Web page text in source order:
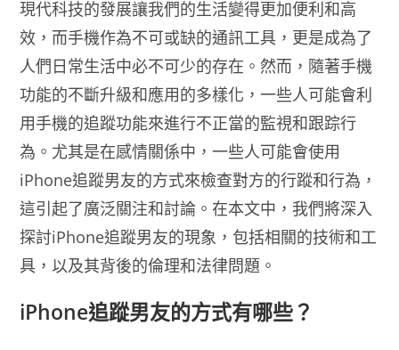
現代科技的發展讓我們的生活變得更加便利和高
效，而手機作為不可或缺的通訊工具，更是成為了
人們日常生活中必不可少的存在。然而，隨著手機
功能的不斷升級和應用的多樣化，一些人可能會利
用手機的追蹤功能來進行不正當的監視和跟踪行
為。尤其是在感情關係中，一些人可能會使用
iPhone追蹤男友的方式來檢查對方的行蹤和行為，
這引起了廣泛關注和討論。在本文中，我們將深入
探討iPhone追蹤男友的現象，包括相關的技術和工
具，以及其背後的倫理和法律問題。
iPhone追蹤男友的方式有哪些？